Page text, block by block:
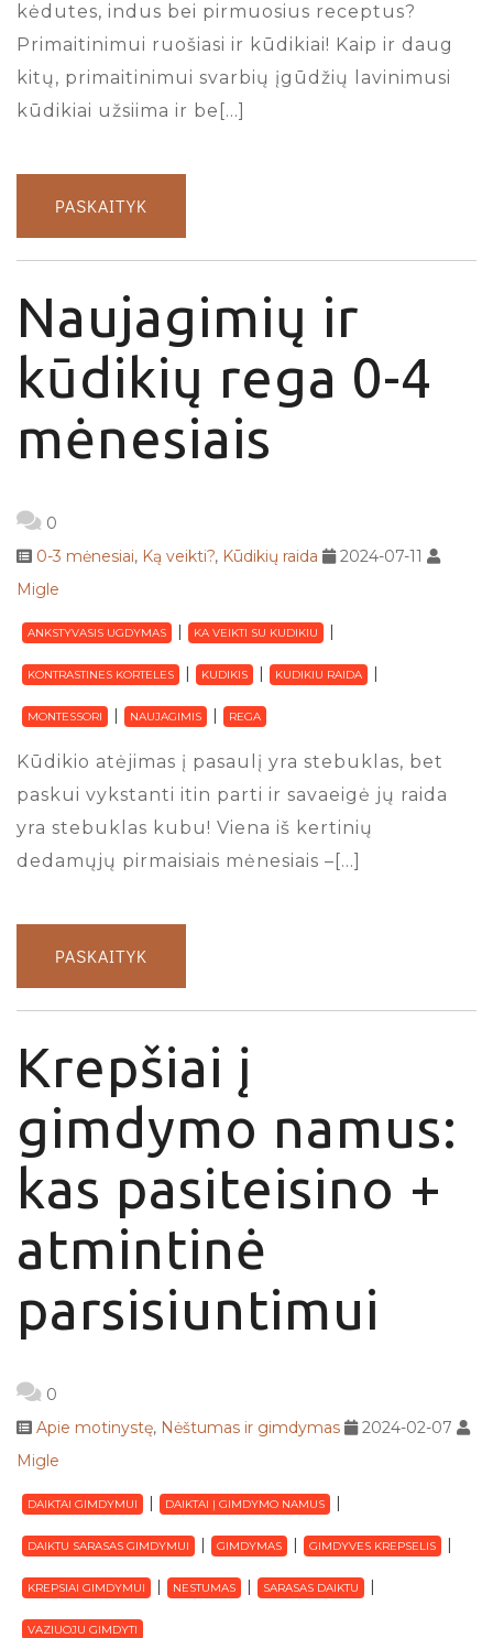
kėdutes, indus bei pirmuosius receptus?
Primaitinimui ruošiasi ir kūdikiai! Kaip ir daug
kitų, primaitinimui svarbių įgūdžių lavinimusi
kūdikiai užsiima ir be[…]
PASKAITYK
Naujagimių ir
kūdikių rega 0-4
mėnesiais
0
0-3 mėnesiai, Ką veikti?, Kūdikių raida
2024-07-11
Migle
ANKSTYVASIS UGDYMAS KA VEIKTI SU KUDIKIU
KONTRASTINES KORTELES KUDIKIS KUDIKIU RAIDA
MONTESSORI NAUJAGIMIS REGA
Kūdikio atėjimas į pasaulį yra stebuklas, bet
paskui vykstanti itin parti ir savaeigė jų raida
yra stebuklas kubu! Viena iš kertinių
dedamųjų pirmaisiais mėnesiais –[…]
PASKAITYK
Krepšiai į
gimdymo namus:
kas pasiteisino +
atmintinė
parsisiuntimui
0
Apie motinystę, Nėštumas ir gimdymas
2024-02-07
Migle
DAIKTAI GIMDYMUI DAIKTAI Į GIMDYMO NAMUS
DAIKTU SARASAS GIMDYMUI GIMDYMAS GIMDYVES KREPSELIS
KREPSIAI GIMDYMUI NESTUMAS SARASAS DAIKTU
VAZIUOJU GIMDYTI